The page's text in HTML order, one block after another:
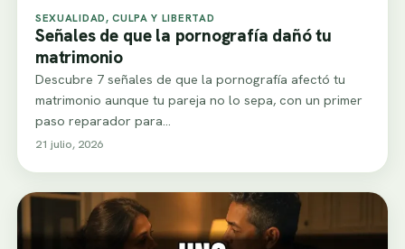
SEXUALIDAD, CULPA Y LIBERTAD
Señales de que la pornografía dañó tu
matrimonio
Descubre 7 señales de que la pornografía afectó tu
matrimonio aunque tu pareja no lo sepa, con un primer
paso reparador para…
21 julio, 2026